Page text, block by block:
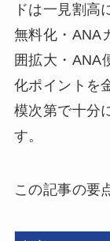
ドは一見割高
無料化・ANA
囲拡大・ANA
化ポイントを
模次第で十分
す。
この記事の要